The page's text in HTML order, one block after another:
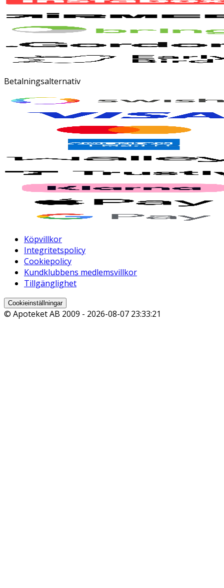
Betalningsalternativ
Köpvillkor
Integritetspolicy
Cookiepolicy
Kundklubbens medlemsvillkor
Tillgänglighet
Cookieinställningar
© Apoteket AB 2009 - 2026-08-07 23:33:21